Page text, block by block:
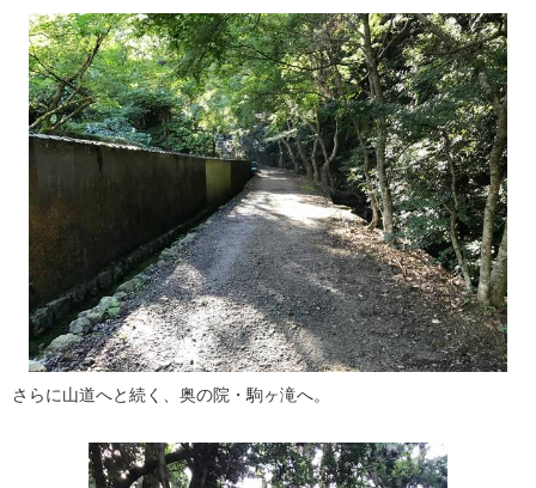
さらに山道へと続く、奥の院・駒ヶ滝へ。